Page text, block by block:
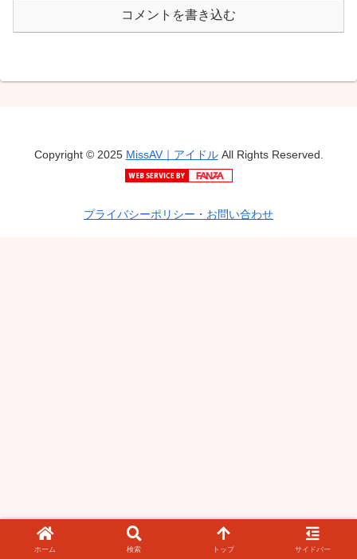
コメントを書き込む
Copyright © 2025 MissAV｜アイドルAll Rights Reserved.
プライバシーポリシー・お問い合わせ
ホーム 検索 トップ サイドバー